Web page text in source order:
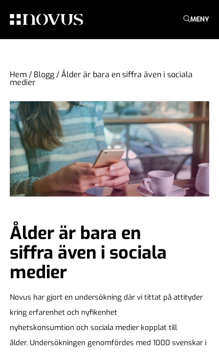
MENY
Hem / Blogg/Ålder är bara en siffra även i sociala
medier
Ålder är bara en
siffra även i sociala
medier
Novus har gjort en undersökning där vi tittat på attityder
kring erfarenhet och nyfikenhet
nyhetskonsumtion och sociala medier kopplat till
ålder. Undersökningen genomfördes med 1000 svenskar i